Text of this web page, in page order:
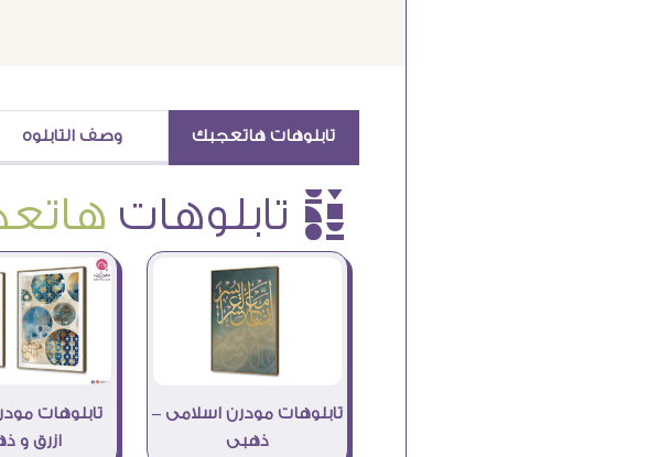
تابلوهات هاتعجبك وصف التابلوه
è تابلوهات
تابلوهات مودرن اسلامى –
ذهبى
تابلوهات
ازرق و